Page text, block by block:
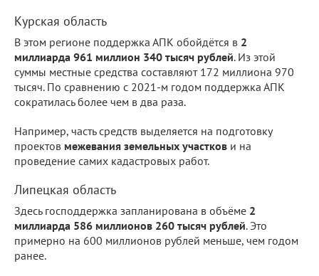
Курская область
В этом регионе поддержка АПК обойдётся в 2
миллиарда 961 миллион 340 тысяч рублей. Из этой
суммы местные средства составляют 172 миллиона 970
тысяч. По сравнению с 2021-м годом поддержка АПК
сократилась более чем в два раза.
Например, часть средств выделяется на подготовку
проектов межевания земельных участков и на
проведение самих кадастровых работ.
Липецкая область
Здесь господдержка запланирована в объёме 2
миллиарда 586 миллионов 260 тысяч рублей. Это
примерно на 600 миллионов рублей меньше, чем годом
ранее.